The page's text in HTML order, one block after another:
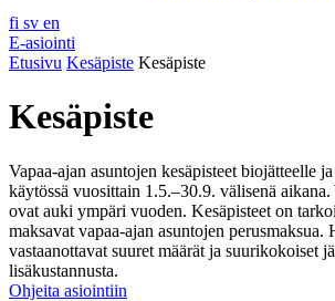
fi sv en
E-asiointi
Etusivu Kesäpiste Kesäpiste
Kesäpiste
Vapaa-ajan asuntojen kesäpisteet biojätteelle
käytössä vuosittain 1.5.–30.9. välisenä aikana.
ovat auki ympäri vuoden. Kesäpisteet on
maksavat vapaa-ajan asuntojen perusmaksua.
vastaanottavat suuret määrät ja suurikokoiset
lisäkustannusta.
Ohjeita asiointiin